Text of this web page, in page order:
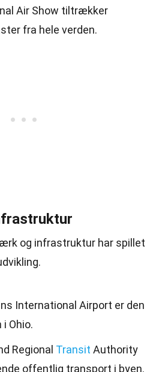
Air Show tiltrækker
fra hele verden.
og infrastruktur har spillet
International Airport er den
Ohio.
Regional Transit Authority
offentlig transport i byen.